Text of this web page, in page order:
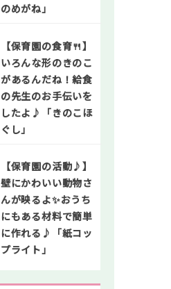
のめがね」
【保育園の食育🍴】
いろんな形のきのこ
があるんだね！給食
の先生のお手伝いを
したよ♪「きのこほ
ぐし」
【保育園の活動♪】
壁にかわいい動物さ
んが映るよ✨おうち
にもある材料で簡単
に作れる♪「紙コッ
プライト」